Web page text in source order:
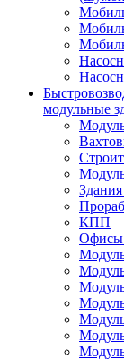
модульные
КПП
Офисы